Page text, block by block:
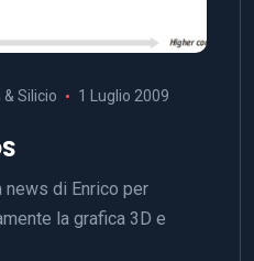
Silicio 1 Luglio 2009
news di Enrico per
la grafica 3D e